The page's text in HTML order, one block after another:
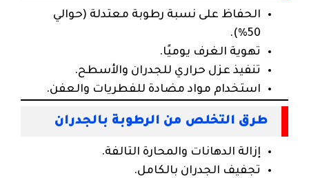
الحفاظ على نسبة رطوبة معتدلة (حوالي
50%).
تهوية الغرف يوميًا.
تنفيذ عزل حراري للجدران والأسطح.
استخدام مواد مضادة للفطريات والعفن.
طرق التخلص من الرطوبة بالجدران
إزالة الدهانات والمحارة التالفة.
تجفيف الجدران بالكامل.